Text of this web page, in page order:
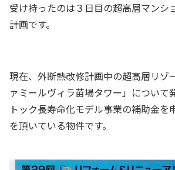
受け持ったのは３日目の超高層マンシ
計画です。
現在、外断熱改修計画中の超高層リゾ
ァミールヴィラ苗場タワー」について
トック長寿命化モデル事業の補助金を
を頂いている物件です。